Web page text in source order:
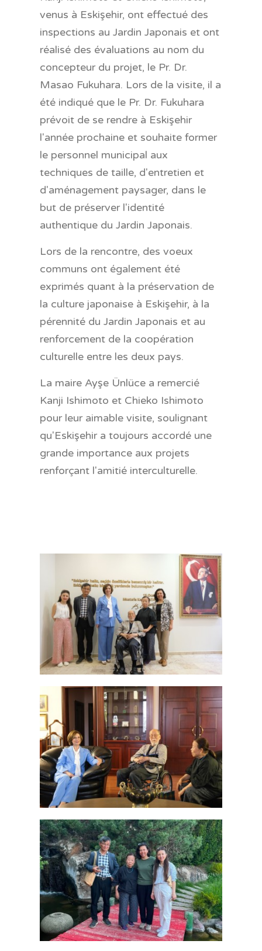
venus à Eskişehir, ont effectué des
inspections au Jardin Japonais et ont
réalisé des évaluations au nom du
concepteur du projet, le Pr. Dr.
Masao Fukuhara. Lors de la visite, il a
été indiqué que le Pr. Dr. Fukuhara
prévoit de se rendre à Eskişehir
l'année prochaine et souhaite former
le personnel municipal aux
techniques de taille, d'entretien et
d'aménagement paysager, dans le
but de préserver l'identité
authentique du Jardin Japonais.
Lors de la rencontre, des voeux
communs ont également été
exprimés quant à la préservation de
la culture japonaise à Eskişehir, à la
pérennité du Jardin Japonais et au
renforcement de la coopération
culturelle entre les deux pays.
La maire Ayşe Ünlüce a remercié
Kanji Ishimoto et Chieko Ishimoto
pour leur aimable visite, soulignant
qu'Eskişehir a toujours accordé une
grande importance aux projets
renforçant l'amitié interculturelle.